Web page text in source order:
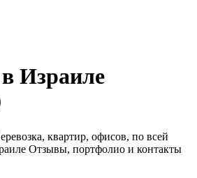
Израиле
квартир, офисов, по всей
Отзывы, портфолио и контакты